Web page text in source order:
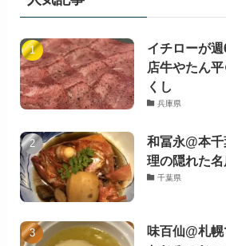
イチローが
店牛やたん
くし
兵庫県
和冨永@本
理の隠れた
千葉県
味百仙@札